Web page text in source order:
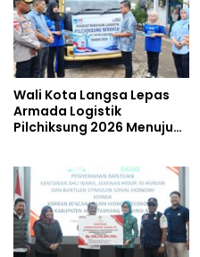
Wali Kota Langsa Lepas
Armada Logistik
Pilchiksung 2026 Menuju